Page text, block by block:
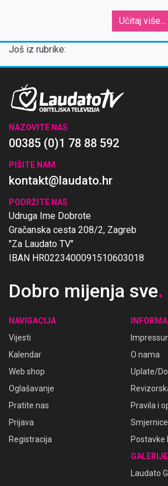
Učitaj više...
Još iz rubrike:
NAZOVITE NAS
00385 (0)1 78 88 592
PIŠITE NAM
kontakt@laudato.hr
PODRŽITE NAS
Udruga Ime Dobrote
Gračanska cesta 208/2, Zagreb
"Za Laudato TV"
IBAN HR0223400091510603018
Dobro mijenja sve.
NAVIGACIJA
Vijesti
Kalendar
Web shop
Oglašavanje
Pratite nas
Prijava
Registracija
O nama
Uplate/
Pravila i
Postavke
GALERIJE
Laudato